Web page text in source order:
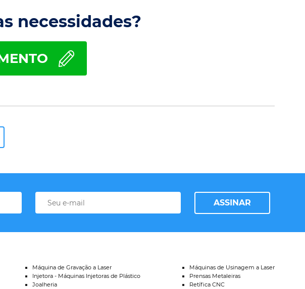
necessidades?
ASSINAR
Máquina de Gravação a Laser
Injetora - Máquinas Injetoras de Plástico
Joalheria
Máquinas de Usinagem a Laser
Prensas Metaleiras
Retífica CNC